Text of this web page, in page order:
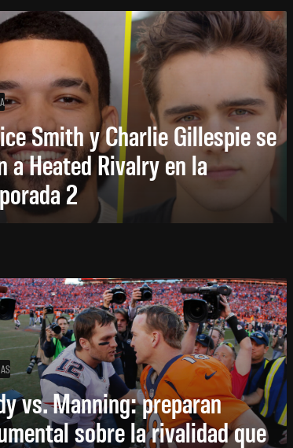
Smith y Charlie Gillespie se
a Heated Rivalry en la
2
vs. Manning: preparan
sobre la rivalidad que